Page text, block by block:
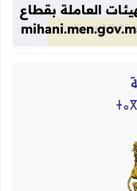
العاملة بقطاع